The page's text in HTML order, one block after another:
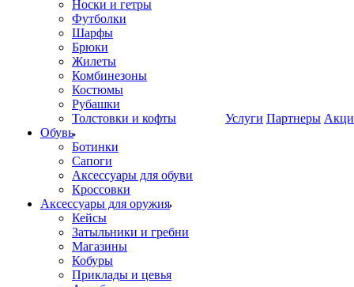
Носки и гетры
Футболки
Шарфы
Брюки
Жилеты
Комбинезоны
Костюмы
Рубашки
Толстовки и кофты
Обувь
Ботинки
Сапоги
Аксессуары для обуви
Кроссовки
Аксессуары для оружия
Кейсы
Затыльники и гребни
Магазины
Кобуры
Приклады и цевья
Услуги Партнеры